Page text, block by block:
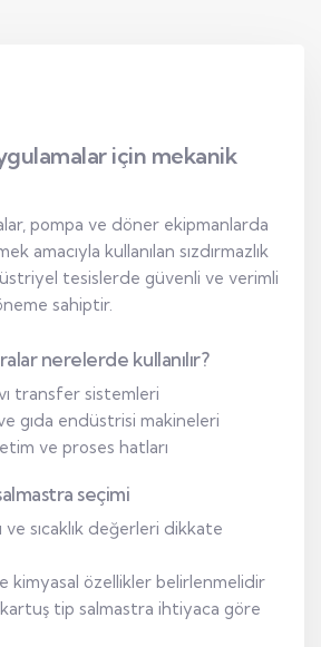
için mekanik
pompa ve döner ekipmanlarda
amacıyla kullanılan sızdırmazlık
tesislerde güvenli ve verimli
sahiptir.
nerelerde kullanılır?
transfer sistemleri
gıda endüstrisi makineleri
ve proses hatları
seçimi
ve sıcaklık değerleri dikkate
kimyasal özellikler belirlenmelidir
tip salmastra ihtiyaca göre